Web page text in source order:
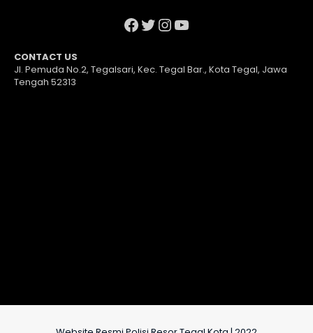
Facebook
Twitter
Instagram
YouTube
CONTACT US
Jl. Pemuda No.2, Tegalsari, Kec. Tegal Bar., Kota Tegal, Jawa
Tengah 52313